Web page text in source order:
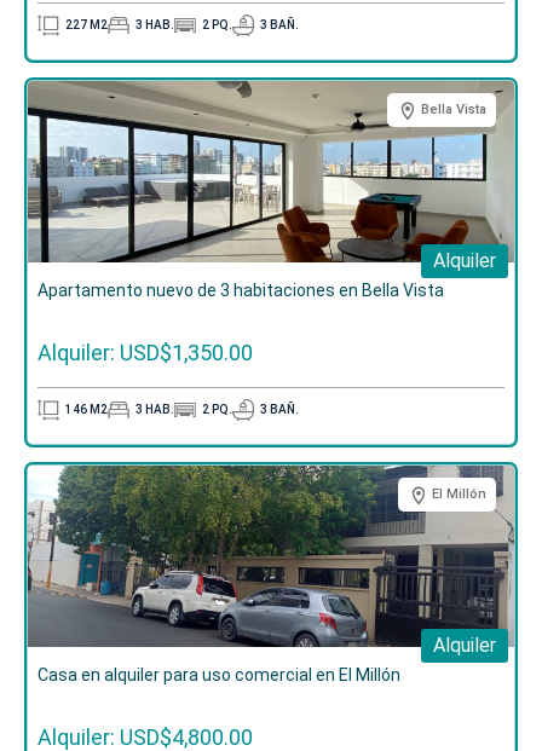
10% separación
40%inicial (a pagarse durante el proceso de
construcción)
50%a la entrega del inmueble
¡Contáctanos!y agenda una cita con nuestro
equipo para conocer más sobre este proyecto.
227 M2 3 HAB. 2 PQ. 3 BAÑ.
Bella Vista
Alquiler
Apartamento nuevo de 3 habitaciones en Bella Vista
Alquiler: USD$1,350.00
146 M2 3 HAB. 2 PQ. 3 BAÑ.
El Millón
Alquiler
Casa en alquiler para uso comercial en El Millón
Alquiler: USD$4,800.00